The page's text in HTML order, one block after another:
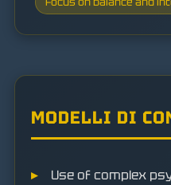
MODELLI DI
Use of complex